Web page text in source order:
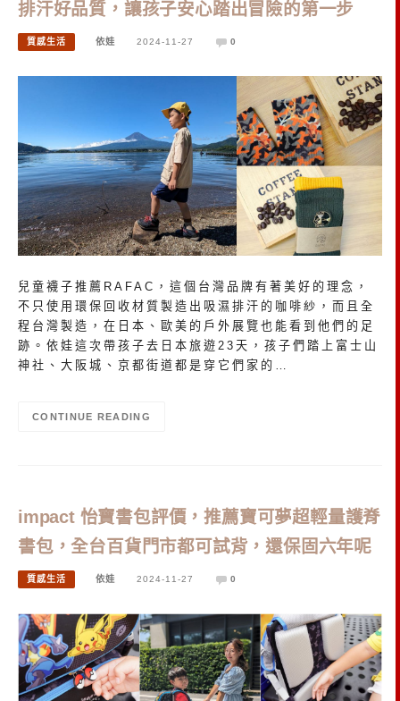
排汗好品質，讓孩子安心踏出冒險的第一步
質感生活 依娃 2024-11-27 0
兒童襪子推薦RAFAC，這個台灣品牌有著美好的理念，
不只使用環保回收材質製造出吸濕排汗的咖啡紗，而且全
程台灣製造，在日本、歐美的戶外展覽也能看到他們的足
跡。依娃這次帶孩子去日本旅遊23天，孩子們踏上富士山
神社、大阪城、京都街道都是穿它們家的…
CONTINUE READING
impact 怡寶書包評價，推薦寶可夢超輕量護脊
書包，全台百貨門市都可試背，還保固六年呢
質感生活 依娃 2024-11-27 0